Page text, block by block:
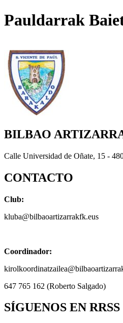
Pauldarrak
BILBAO
Calle Universidad de Oñate, 15 -
CONTACTO
Club:
kluba@bilbaoartizarrakfk.eus
Coordinador:
647 765 162 (Roberto Salgado)
SÍGUENOS EN RRSS